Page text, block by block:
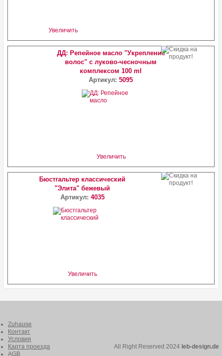
Увеличить
ДД: Репейное масло "Укрепление
волос" с луково-чесночным
комплексом 100 ml
Артикул:5095
Увеличить
Бюстгальтер классический
"Элита" бежевый
Артикул: 4035
Увеличить
Zuhause
Контакт
Условия
Карта проезда
AGB
All Right Reserved 2024 leb-design.de